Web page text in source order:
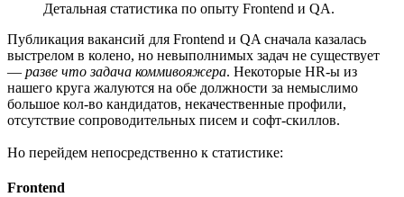
Детальная статистика по опыту Frontend и QA.
Публикация вакансий для Frontend и QA сначала казалась
выстрелом в колено, но невыполнимых задач не существует
— разве что задача коммивояжера. Некоторые HR-ы из
нашего круга жалуются на обе должности за немыслимо
большое кол-во кандидатов, некачественные профили,
отсутствие сопроводительных писем и софт-скиллов.
Но перейдем непосредственно к статистике:
Frontend